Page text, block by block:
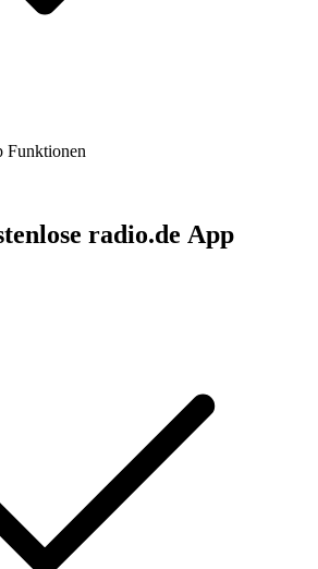
Funktionen
radio.de App